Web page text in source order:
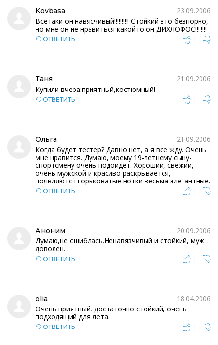
Kovbasa
23.09.2006
Всетаки он навясчивый!!!!!!!!!! Стойкий это безпорно,
но мне он не нравиться какойто он ДИХЛОФОС!!!!!!!!
ОТВЕТИТЬ |
Таня
21.09.2006
Купили вчера:приятный,костюмный!
ОТВЕТИТЬ |
Ольга
21.09.2006
Когда будет тестер? Давно нет, а я все жду. Очень
мне нравится. Думаю, моему 19-летнему сыну-
спортсмену очень подойдет. Хороший, свежий,
очень мужской и красиво раскрывается,
появляются горьковатые нотки весьма элегантные.
ОТВЕТИТЬ |
Аноним
20.09.2006
Думаю,не ошиблась.Ненавязчивый и стойкий, муж
доволен.
ОТВЕТИТЬ |
olia
18.04.2006
Очень приятный, достаточно стойкий, очень
подходящий для лета.
ОТВЕТИТЬ |